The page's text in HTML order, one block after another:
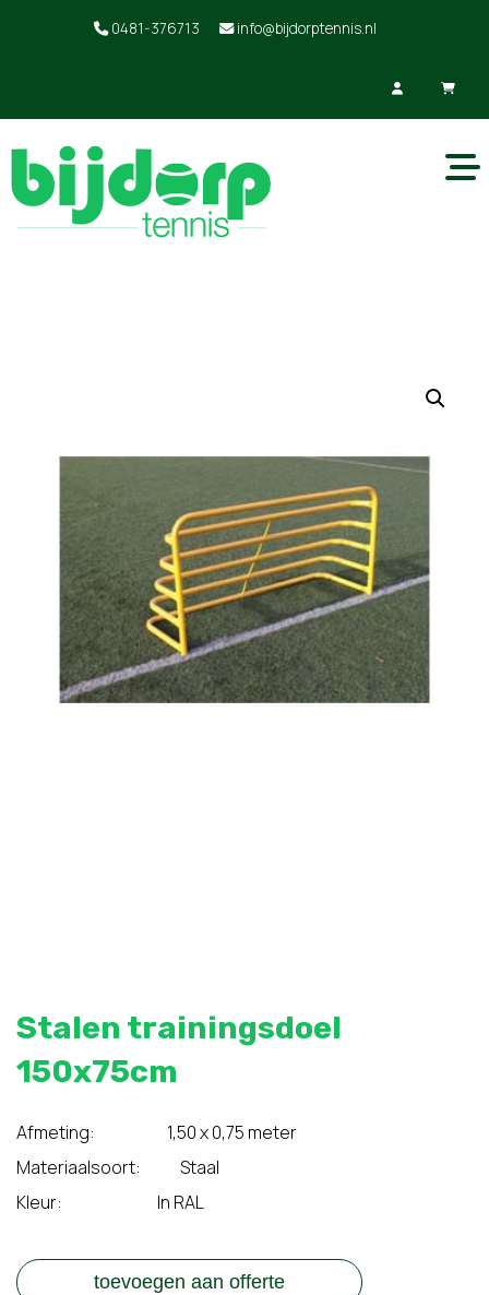
0481-376713 info@bijdorptennis.nl
Stalen trainingsdoel
150x75cm
Afmeting: 1,50 x 0,75 meter
Materiaalsoort: Staal
Kleur: In RAL
toevoegen aan offerte